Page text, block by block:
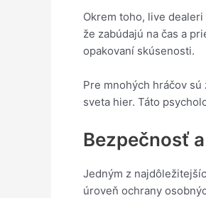
Okrem toho, live
že zabúdajú na čas a
opakovaní skúsenosti.
Pre mnohých hráčov
sveta hier. Táto
Bezpečnosť
Jedným z
úroveň ochrany